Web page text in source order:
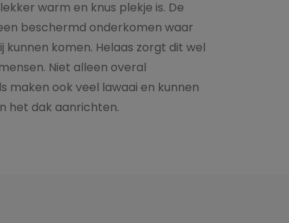
warm en knus plekje is. De
beschermd onderkomen waar
kunnen komen. Helaas zorgt dit wel
Niet alleen overal
maken ook veel lawaai en kunnen
het dak aanrichten.